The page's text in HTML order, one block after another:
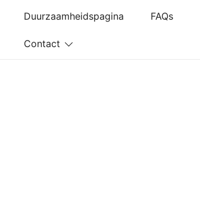
Duurzaamheidspagina FAQs
Contact